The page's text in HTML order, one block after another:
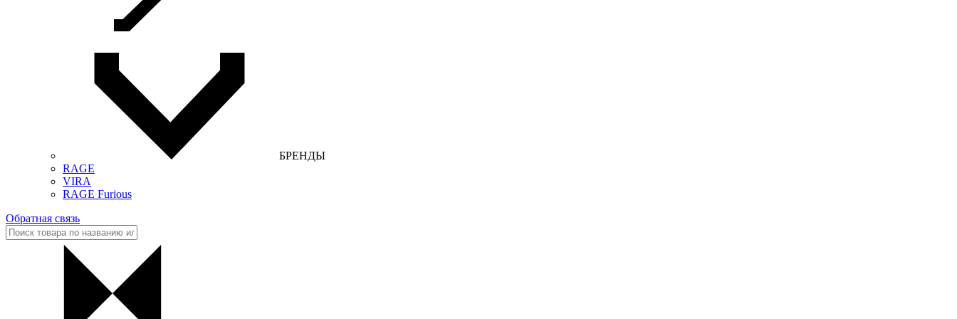
БРЕНДЫ
RAGE
VIRA
RAGE Furious
Обратная связь